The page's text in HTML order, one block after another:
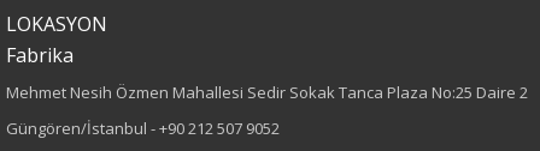
Düz
Kumaş
LOKASYON
Fabrika
Mehmet Nesih Özmen Mahallesi Sedir Sokak Tanca Plaza No:25 Daire 2
Güngören/İstanbul -+90 212 507 9052